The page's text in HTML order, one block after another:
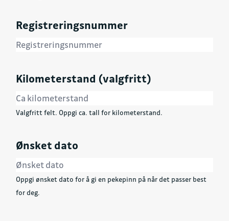
Registreringsnummer
Kilometerstand (valgfritt)
Valgfritt felt. Oppgi ca. tall for kilometerstand.
Ønsket dato
Oppgi ønsket dato for å gi en pekepinn på når det passer best
for deg.